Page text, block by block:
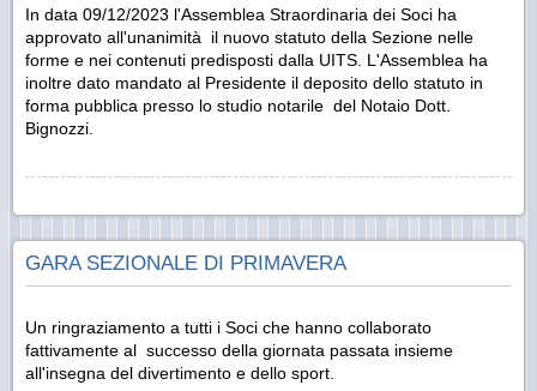
In data 09/12/2023 l'Assemblea Straordinaria dei Soci ha
approvato all'unanimità il nuovo statuto della Sezione nelle
forme e nei contenuti predisposti dalla UITS. L'Assemblea ha
inoltre dato mandato al Presidente il deposito dello statuto in
forma pubblica presso lo studio notarile del Notaio Dott.
Bignozzi.
GARA SEZIONALE DI PRIMAVERA
Un ringraziamento a tutti i Soci che hanno collaborato
fattivamente al successo della giornata passata insieme
all'insegna del divertimento e dello sport.